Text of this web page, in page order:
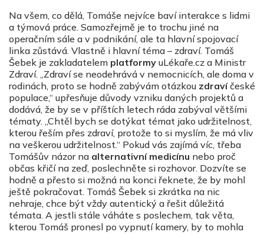
Na všem, co dělá, Tomáše nejvíce baví interakce s lidmi
a týmová práce. Samozřejmě je to trochu jiné na
operačním sále a v podnikání, ale ta hlavní spojovací
linka zůstává. Vlastně i hlavní téma – zdraví. Tomáš
Šebek je zakladatelem platformy uLékaře.cz a Ministr
Zdraví. „Zdraví se neodehrává v nemocnicích, ale doma v
rodinách, proto se hodně zabývám otázkou zdravíčeské
populace,“ upřesňuje důvody vzniku daných projektů a
dodává, že by se v příštích letech ráda zabýval většími
tématy. „Chtěl bych se dotýkat témat jako udržitelnost,
kterou řeším přes zdraví, protože to si myslím, že má vliv
na veškerou udržitelnost.“ Pokud vás zajímá víc, třeba
Tomášův názor na alternativní medicínu nebo proč
občas křičí na zeď, poslechněte si rozhovor. Dozvíte se
hodně a přesto si možná na konci řeknete, že by mohl
ještě pokračovat. Tomáš Šebek si zkrátka na nic
nehraje, chce být vždy autentický a řešit důležitá
témata. A jestli stále váháte s poslechem, tak věta,
kterou Tomáš pronesl po vypnutí kamery, by to mohla